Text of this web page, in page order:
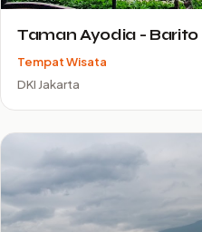
Taman Ayodia - Barito
Tempat Wisata
DKI Jakarta